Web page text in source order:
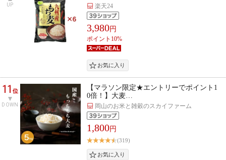
UP 楽天24
3,980円
ポイント10%
11位
DOWN
【マラソン限定★エントリーでポイント1
0倍！】大麦…
岡山のお米と雑穀のスカイファーム
1,800円
(319)